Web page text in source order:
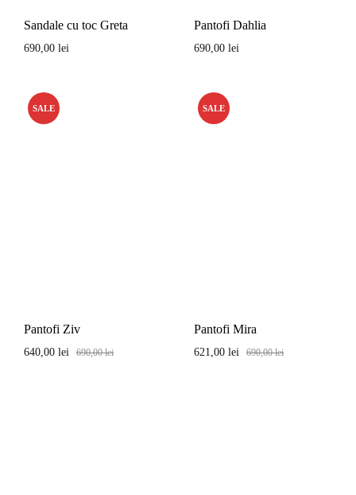
Sandale cu toc Greta
690,00 lei
Pantofi Dahlia
690,00 lei
SALE
Pantofi Ziv
640,00 lei 690,00lei
SALE
Pantofi Mira
621,00 lei 690,00lei